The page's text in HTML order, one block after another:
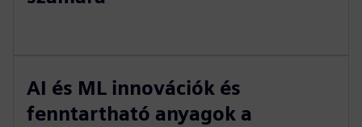
AI és ML innovációk és
fenntartható anyagok a